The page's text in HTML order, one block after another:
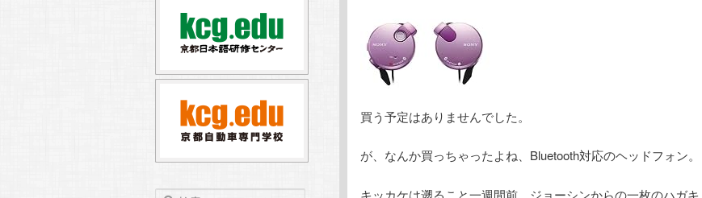
ツ
移
へ
動
買う予定はありませんでした。
が、なんか買っちゃったよね、Bluetooth対応のヘッドフォン。
キッカケは遡ること一週間前、ジョーシンからの一枚のハガキ